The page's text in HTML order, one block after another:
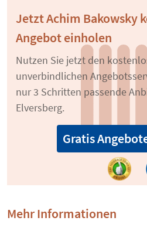
Jetzt Achim Bakowsky
Angebot einholen
Nutzen Sie jetzt den
unverbindlichen
nur 3 Schritten passende
Elversberg.
Gratis
Mehr Informationen